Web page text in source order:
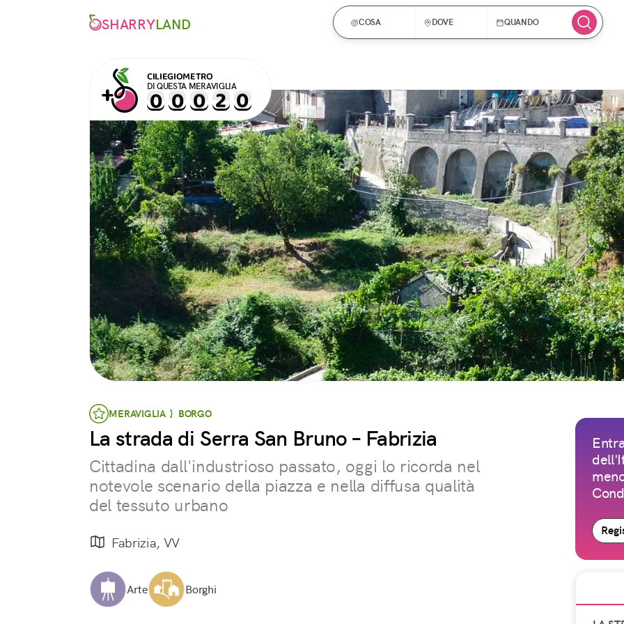
SHARRYLAND COSA DOVE QUANDO
CILIEGIOMETRO
DI QUESTA MERAVIGLIA
MERAVIGLIA } BORGO
La strada di Serra San Bruno – Fabrizia
Cittadina dall'industrioso passato, oggi lo ricorda nel
notevole scenario della piazza e nella diffusa qualità
del tessuto urbano
Fabrizia, VV
Arte Borghi